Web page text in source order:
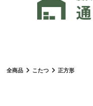
全商品 こたつ 正方形